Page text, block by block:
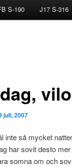
S-190 J17 S-316
juli, 2007
inte så mycket
har sovit desto
somna om och